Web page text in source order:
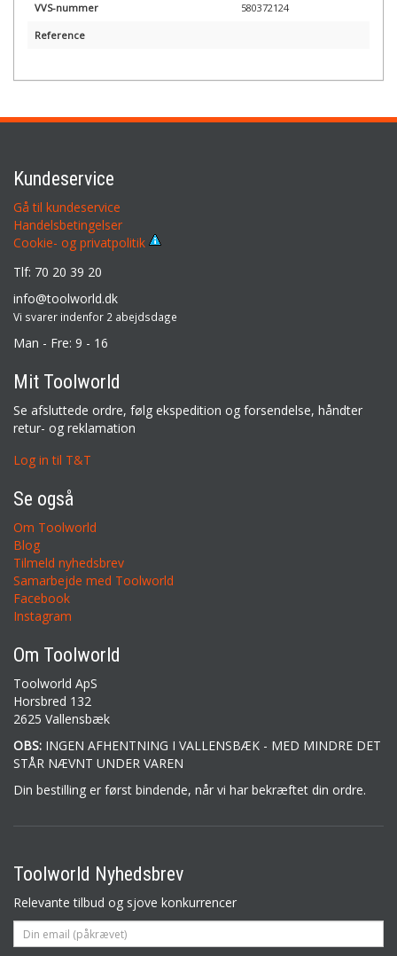
VVS-nummer 580372124
Reference
Kundeservice
Gå til kundeservice
Handelsbetingelser
Cookie- og privatpolitik
Tlf: 70 20 39 20
info@toolworld.dk
Vi svarer indenfor 2 abejdsdage
Man - Fre: 9 - 16
Mit Toolworld
Se afsluttede ordre, følg ekspedition og forsendelse, håndter
retur- og reklamation
Log in til T&T
Se også
Om Toolworld
Blog
Tilmeld nyhedsbrev
Samarbejde med Toolworld
Facebook
Instagram
Om Toolworld
Toolworld ApS
Horsbred 132
2625 Vallensbæk
OBS: INGEN AFHENTNING I VALLENSBÆK - MED MINDRE DET
STÅR NÆVNT UNDER VAREN
Din bestilling er først bindende, når vi har bekræftet din ordre.
Toolworld Nyhedsbrev
Relevante tilbud og sjove konkurrencer